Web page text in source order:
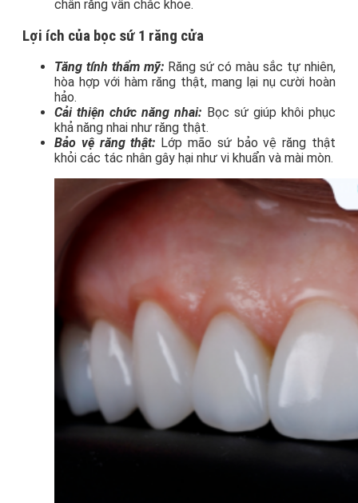
chân răng vẫn chắc khỏe.
Lợi ích của bọc sứ 1 răng cửa
Tăng tính thẩm mỹ:Răng sứ có màu sắc tự nhiên,
hòa hợp với hàm răng thật, mang lại nụ cười hoàn
hảo.
Cải thiện chức năng nhai: Bọc sứ giúp khôi phục
khả năng nhai như răng thật.
Bảo vệ răng thật: Lớp mão sứ bảo vệ răng thật
khỏi các tác nhân gây hại như vi khuẩn và mài mòn.